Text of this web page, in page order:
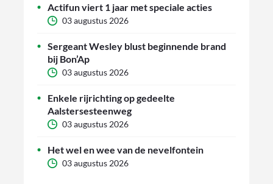
Actifun viert 1 jaar met speciale acties
03 augustus 2026
Sergeant Wesley blust beginnende brand
bij Bon’Ap
03 augustus 2026
Enkele rijrichting op gedeelte
Aalstersesteenweg
03 augustus 2026
Het wel en wee van de nevelfontein
03 augustus 2026